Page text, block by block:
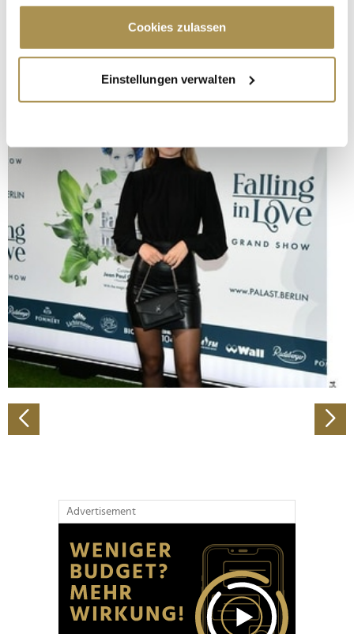
Cookie-Erklärung oder durch Klicken auf das Privacy
Trigger Symbol ändern oder widerrufen
Informationen über Ihre geografische Lage
erfassen, welche bis auf einige Meter genau sein
bestimmten Merkmalen (Fingerprinting) identifizieren
Erfahren Sie mehr darüber, wie Ihre persönlichen Daten
verarbeitet werden, und legen Sie Ihre Präferenzen im
Abschnitt Einzelheiten
Wir verwenden Cookies, um Inhalte und Anzeigen zu
personalisieren, Funktionen für soziale Medien anbieten
zu können und die Zugriffe auf unsere Website zu
analysieren. Außerdem geben wir Informationen zu Ihrer
Verwendung unserer Website an unsere Partner für
soziale Medien, Werbung und Analysen weiter. Unsere
Partner führen diese Informationen möglicherweise mit
haben oder die sie im Rahmen Ihrer Nutzung der Dienste
gesammelt haben.
Cookies zulassen
Einstellungen verwalten
Advertisement